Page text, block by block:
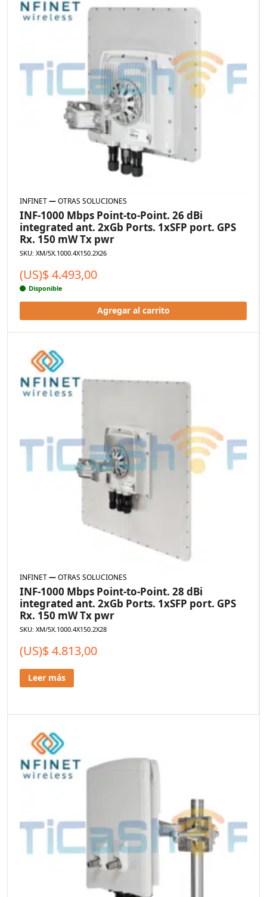
INFINET—OTRAS SOLUCIONES
INF-1000 Mbps Point-to-Point. 26 dBi
integrated ant. 2xGb Ports. 1xSFP port. GPS
Rx. 150 mW Tx pwr
SKU: XM/5X.1000.4X150.2X26
(US)$4.493,00
Disponible
Agregar al carrito
INFINET—OTRAS SOLUCIONES
INF-1000 Mbps Point-to-Point. 28 dBi
integrated ant. 2xGb Ports. 1xSFP port. GPS
Rx. 150 mW Tx pwr
SKU: XM/5X.1000.4X150.2X28
(US)$4.813,00
Leer más